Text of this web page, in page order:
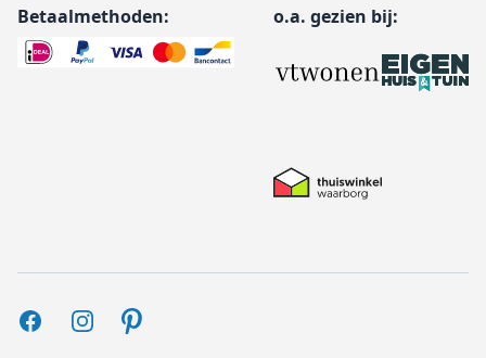
Betaalmethoden: o.a. gezien bij:
FacebookInstagramPinterest